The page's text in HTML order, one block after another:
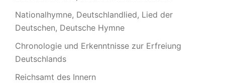
Nationalhymne, Deutschlandlied, Lied der
Deutschen, Deutsche Hymne
Chronologie und Erkenntnisse zur Erfreiung
Deutschlands
Reichsamt des Innern